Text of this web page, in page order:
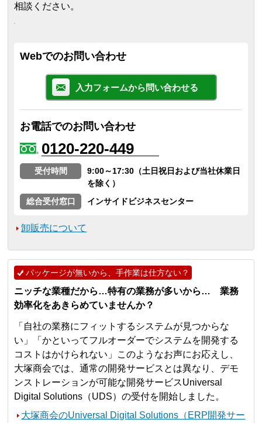
相談ください。
Webでのお問い合わせ
入力フォームから問い合わせる
お電話でのお問い合わせ
0120-220-449
受付時間
9:00～17:30（土日祝日および当社休業日
を除く）
総合受付窓口
インサイドビジネスセンター
卸販売について
パッケージが無いから、手作業は仕方ない？
ニッチな業種だから…特有の業務が多いから… 業務
効率化をあきらめていませんか？
「自社の業務にフィットするシステムが見つからな
い」「かといってフルオーダーでシステムを開発する
コストはかけられない」このようなお声にお応えし、
大塚商会では、通常の開発サービスとは異なり、デモ
ンストレーションが可能な開発サービスUniversal
Digital Solutions（UDS）の受付を開始しました。
大塚商会のUniversal Digital Solutions（ERP開発サー